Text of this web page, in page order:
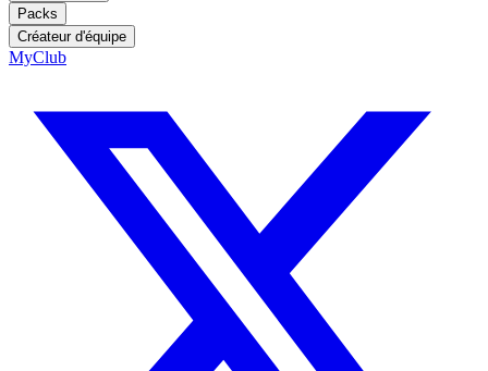
Packs
Créateur d'équipe
MyClub